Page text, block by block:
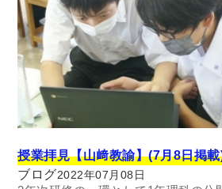
授業拝見【山﨑教諭】(7月8日掲
ブログ2022年07月08日